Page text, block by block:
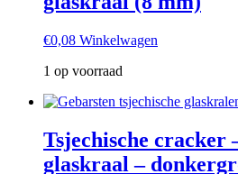
€0,08 Winkelwagen
1 op voorraad
Tsjechische cracker
glaskraal –